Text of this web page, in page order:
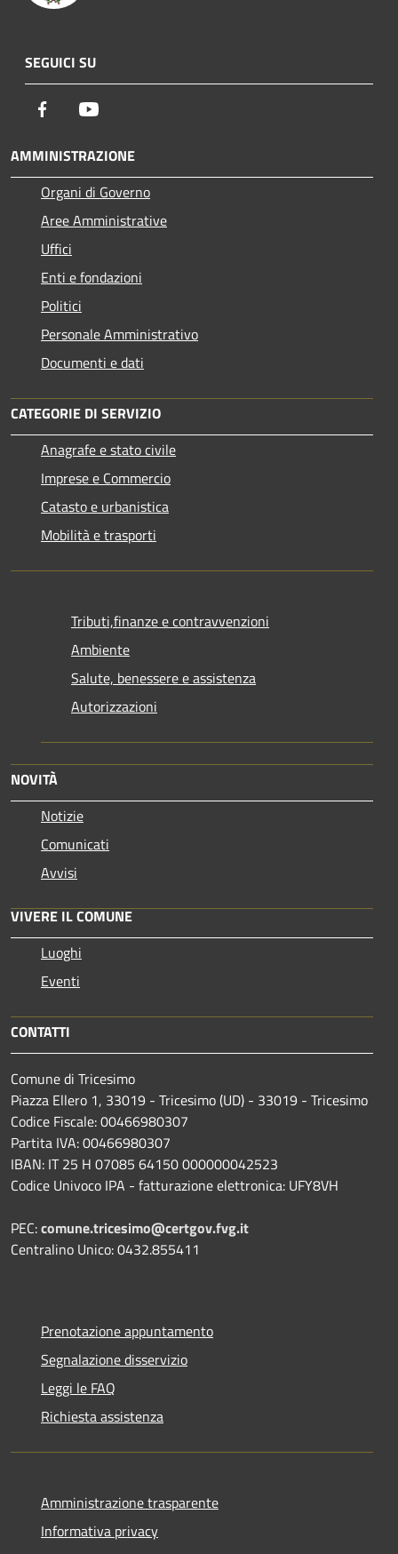
SEGUICI SU
Facebook
AMMINISTRAZIONE
Organi di Governo
Aree Amministrative
Uffici
Enti e fondazioni
Politici
Personale Amministrativo
Documenti e dati
CATEGORIE DI SERVIZIO
Anagrafe e stato civile
Imprese e Commercio
Catasto e urbanistica
Mobilità e trasporti
Tributi,finanze e contravvenzioni
Ambiente
Salute, benessere e assistenza
Autorizzazioni
NOVITÀ
Notizie
Comunicati
Avvisi
VIVERE IL COMUNE
Luoghi
Eventi
CONTATTI
Comune di Tricesimo
Piazza Ellero 1, 33019 - Tricesimo (UD) - 33019 - Tricesimo
Codice Fiscale: 00466980307
Partita IVA: 00466980307
IBAN: IT 25 H 07085 64150 000000042523
Codice Univoco IPA - fatturazione elettronica: UFY8VH
PEC:comune.tricesimo@certgov.fvg.it
Centralino Unico: 0432.855411
Prenotazione appuntamento
Segnalazione disservizio
Leggi le FAQ
Richiesta assistenza
Amministrazione trasparente
Informativa privacy